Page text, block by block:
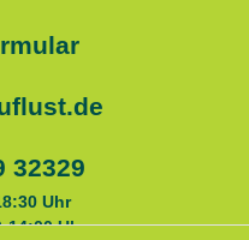
32329
Uhr
14:00 Uhr